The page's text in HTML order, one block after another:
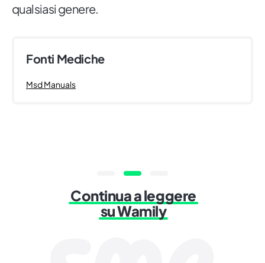
qualsiasi genere.
Fonti Mediche
Msd Manuals
Continua a leggere
su Wamily